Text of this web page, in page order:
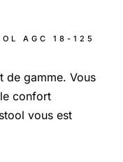
AGC 18-125
de gamme. Vous
confort
vous est